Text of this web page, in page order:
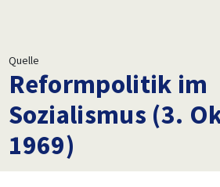
Quelle
Reformpolitik im
Sozialismus (3.
1969)